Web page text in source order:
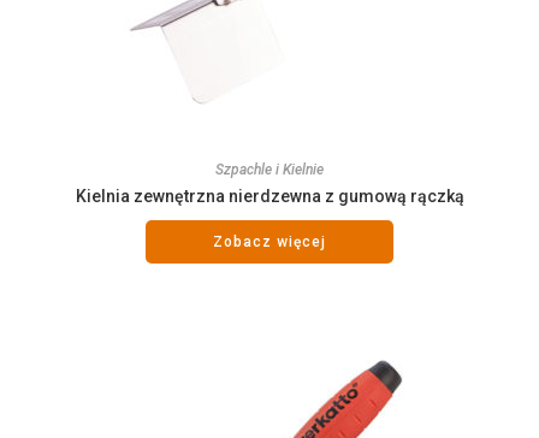
Szpachle i Kielnie
Kielnia zewnętrzna nierdzewna z gumową rączką
Zobacz więcej